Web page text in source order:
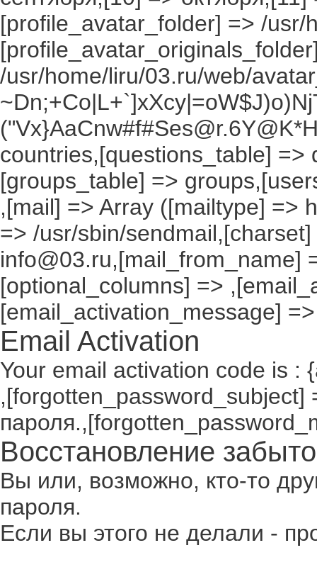
[profile_avatar_folder] => /
/usr/home/liru/03.ru/web/
countries,[questions_table]
[groups_table] =>
,[mail] => Array ([mailtype] =>
=> /usr/sbin/
info@03.ru,[mail_from_name]
[optional_columns] =>
[email_activation_message] =>
Email Activation
Your email activation code is :
,[forgotten_password_subject]
Восстановление
Вы или, возможно, кто-то
пароля.
Если вы этого не делали -